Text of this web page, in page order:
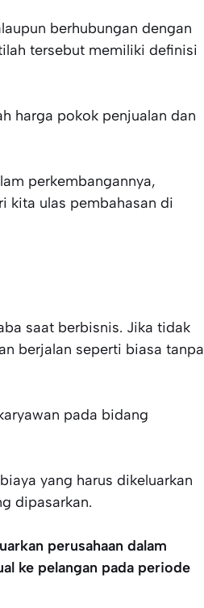
berhubungan dengan
tersebut memiliki definisi
harga pokok penjualan dan
perkembangannya,
kita ulas pembahasan di
saat berbisnis. Jika tidak
berjalan seperti biasa tanpa
pada bidang
yang harus dikeluarkan
dipasarkan.
perusahaan dalam
ke pelangan pada periode